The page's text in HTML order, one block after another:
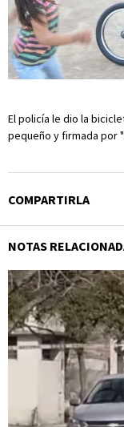
El policía le dio la
pequeño y firmada por
COMPARTIRLA
NOTAS